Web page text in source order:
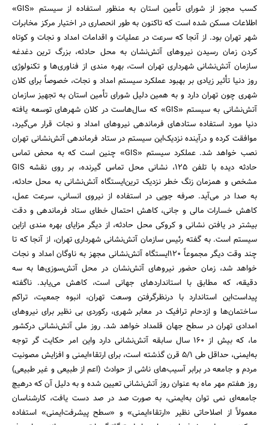
کسب مجوز از شورای تأمین استان به منظور استفاده از سیستم «GIS»
اطلاعات مسکن شده است که تاکنون به طور انحصاری در اختیار مرکز مخابرات
شهر تهران بود. از آنجا که سرعت در عملیات و اقدامات امداد و نجات و کوتاه
کردن زمان رسیدن نیروهای آتش‌نشان به محل حادثه، بزرگ ترین دغدغه
سازمان آتش‌نشانی شهرداری تهران است، بهره مندی از فناوری‌ها و تکنولوژی
روز دنیا تأثیر زیادی بر بهبود عملکرد سیستم امداد و نجات، خصوصاً برای کلان
شهری چون تهران دارد و به همین دلیل شورای تأمین استان به تجهیز سازمان
آتش‌نشانی به سیستم «GIS» که سال‌هاست در کلان شهرهای توسعه یافته
دنیا مورد استفاده ستادهای فرماندهی نیروهای امداد و نجات قرار می‌گیرد،
‌موافقت کرده و درآینده نزدیک‌این سیستم در ستاد فرماندهی آتش‌نشانی تهران
نصب خواهد شد. عملکرد سیستم «GIS» چنین است که به محض تماس
حادثه دیده با تلفن 125، ‌نشانی محل تماس گیرنده، ‌بر روی نقشه GIS
مشخص و همزمان زنگ خطر نزدیک ترین‌ایستگاه آتش‌نشانی به محل حادثه،
به صدا در می‌آید. صرفه جویی در استفاده از نیروی انسانی، ‌سرعت عمل،
‌کاهش خسارات مالی و جانی، ‌کاهش احتمال خطای ستاد فرماندهی و دقت
بیشتر در یافتن نشانی و کروکی محل حادثه، ‌از دیگر مزایای بهره مندی از‌این
سیستم است. به گفته رئیس سازمان آتش‌نشانی شهرداری تهران، از آنجا که تا
چند وقت دیگر مجموعاً 120‌ایستگاه آتش‌نشانی مجهز به ناوگان امداد و نجات
خواهد شد، ‌زمان حضور نیروهای آتش‌نشان در محل آتش‌سوزی‌ها به سه
دقیقه، ‌که مطابق با استانداردهای جهانی است، کاهش می‌یابد. ناگفته
پیداست‌این استاندارد با درنظرگرفتن وسعت تهران، انبوه جمعیت، تراکم
ساختمان‌ها و ازدحام ترافیک در معابر شهری، ‌رکوردی بی نظیر برای نیروهای
امدادی تهران در سطح جهان قلمداد خواهد شد. روز ملی آتش‌نشانی درکشور
ما، که بیش از 160 سال سابقه آتش‌نشانی دارد و‌این امر حکایت گر توجه
به‌ایمنی، حداقل طی 5/1 قرن گذشته است، برای ارتقاء‌ایمنی و افزایش مصونیت
مردم و جامعه در برابر آسیب‌های ناشی از حوادث (اعم از طبیعی و غیر طبیعی)‌
روز هفتم مهر ماه به عنوان روز آتش‌نشانی تعیین شده و به دلیل آن که درهیچ
جامعه‌ای نمی توان به‌ایمنی، به صورت صد در صد دست یافت، ‌کارشناسان
معمولاً از اصلاحاتی نظیر «ارتقاء‌‌ایمنی» و «سطح پیشرفت‌ایمنی» استفاده